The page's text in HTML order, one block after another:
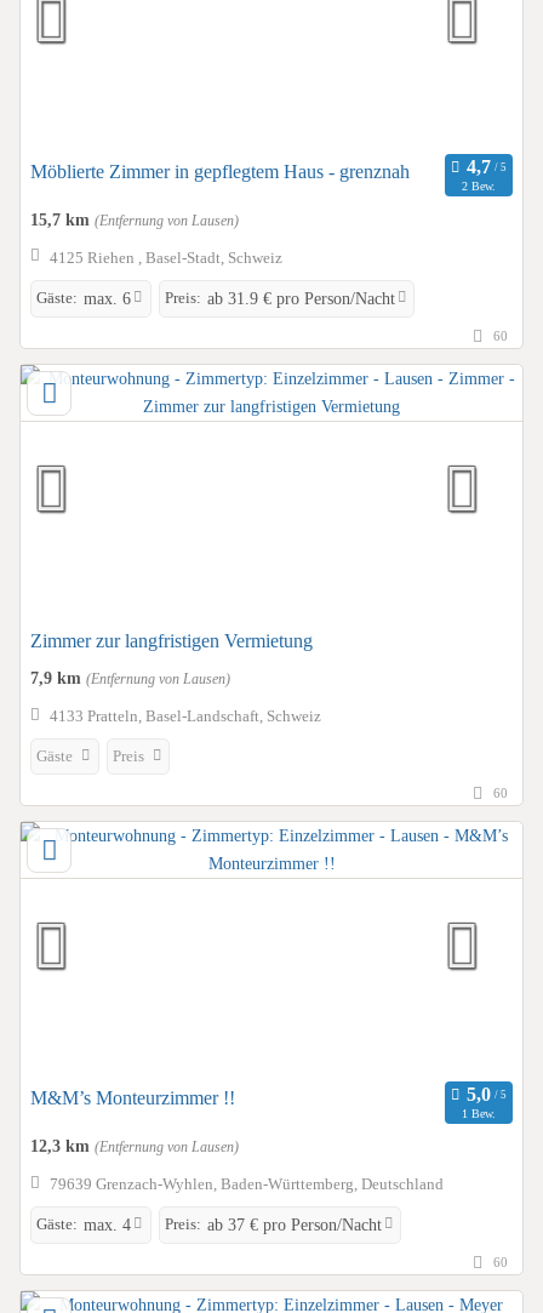
Möblierte Zimmer in gepflegtem Haus - grenznah
2 Bew.
15,7 km (Entfernung von Lausen)
4125 Riehen , Basel-Stadt, Schweiz
Gäste: max. 6 Preis: ab 31.9 € pro Person/Nacht
60
Zimmer zur langfristigen Vermietung
7,9 km (Entfernung von Lausen)
4133 Pratteln, Basel-Landschaft, Schweiz
Gäste Preis
60
M&M’s Monteurzimmer !!
1 Bew.
12,3 km (Entfernung von Lausen)
79639 Grenzach-Wyhlen, Baden-Württemberg, Deutschland
Gäste: max. 4 Preis: ab 37 € pro Person/Nacht
60